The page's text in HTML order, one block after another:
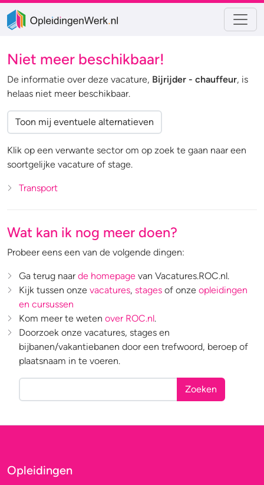
Niet meer beschikbaar!
De informatie over deze vacature, Bijrijder - chauffeur, is
helaas niet meer beschikbaar.
Toon mij eventuele alternatieven
Klik op een verwante sector om op zoek te gaan naar een
soortgelijke vacature of stage.
Transport
Wat kan ik nog meer doen?
Probeer eens een van de volgende dingen:
Ga terug naar de homepage van Vacatures.ROC.nl.
Kijk tussen onze vacatures, stages of onze opleidingen
en cursussen
Kom meer te weten over ROC.nl.
Doorzoek onze vacatures, stages en
bijbanen/vakantiebanen door een trefwoord, beroep of
plaatsnaam in te voeren.
Zoeken
Opleidingen